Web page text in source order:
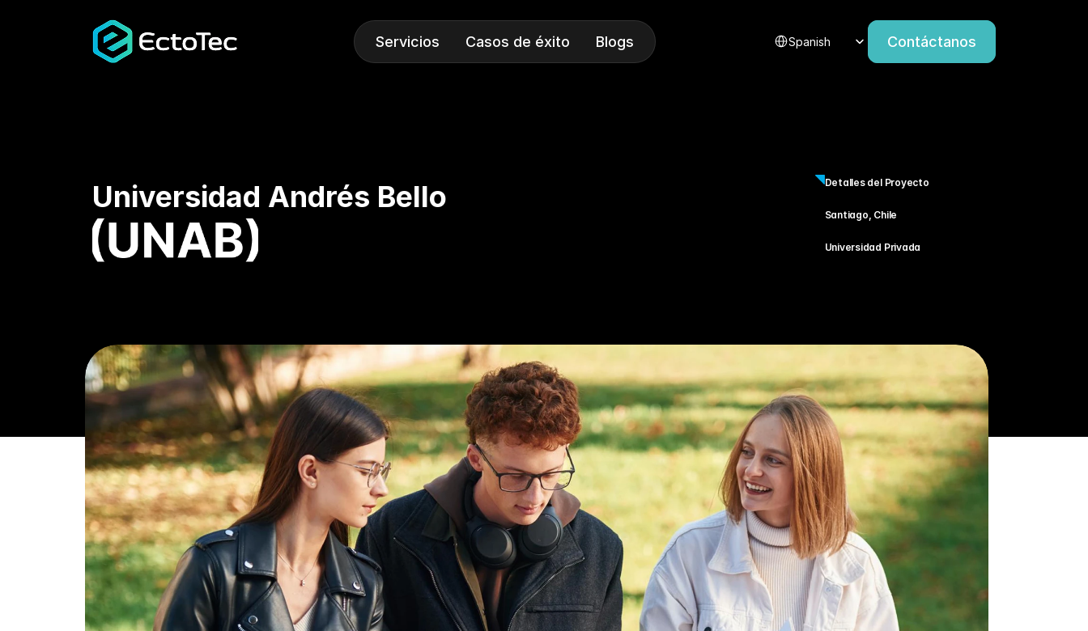
Servicios Casos de éxito Blogs Select Language
Spanish Contáctanos
Universidad Andrés Bello Detalles del Proyecto
Santiago, Chile
Universidad Privada